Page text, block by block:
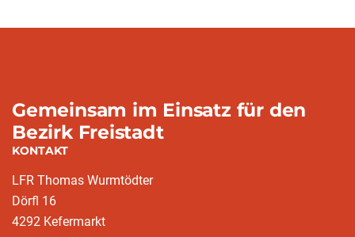
Gemeinsam im Einsatz für den
Bezirk Freistadt
KONTAKT
LFR Thomas Wurmtödter
Dörfl 16
4292 Kefermarkt